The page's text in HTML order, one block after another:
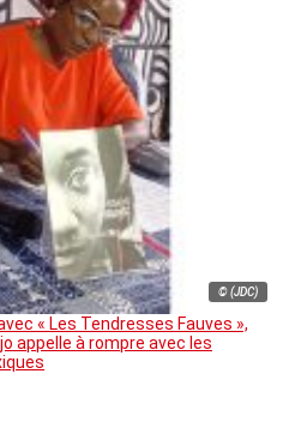
© (JDC)
« Les Tendresses Fauves »,
appelle à rompre avec les